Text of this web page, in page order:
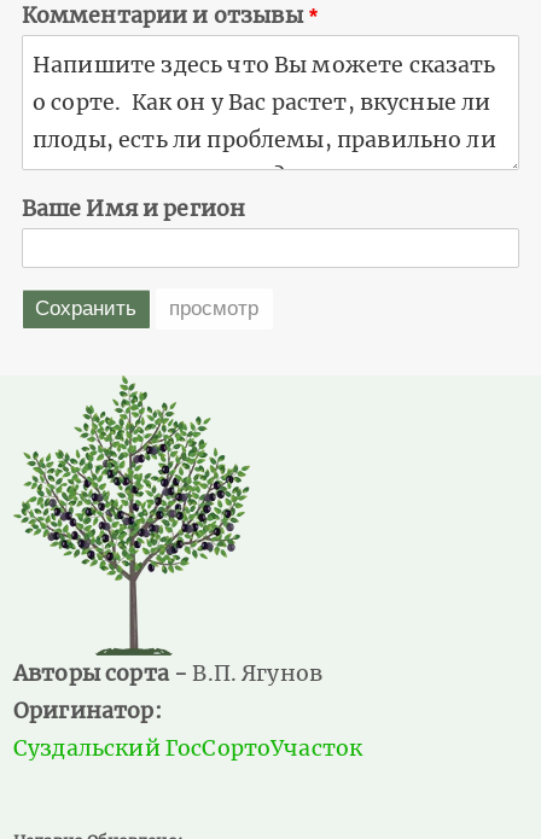
Комментарии и отзывы
Ваше Имя и регион
Авторы сорта -В.П. Ягунов
Оригинатор:
Суздальский ГосСортоУчасток